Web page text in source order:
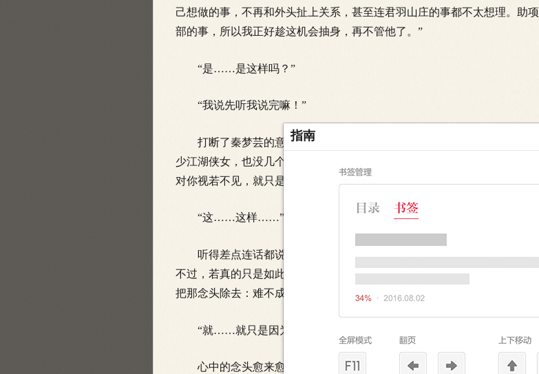
己想做的事，不再和外头扯上关系，甚至连君羽山庄的事都不太想理。助
部的事，所以我正好趁这机会抽身，再不管他了。”
“是……是这样吗？”
“我说先听我说完嘛！”
打断了秦梦芸的意见，香公子轻咳了一声，这才继续下去，“你……的
少江湖侠女，也没几个比得上你的。其实看到你的时候，我确实有点儿动
对你视若不见，就只是这样子而已。”
“这……这样……”
听得差点连话都说不出来了，秦梦芸真的想像不到，香公子的理由竟是
不过，若真的只是如此，他又要自己做什么心理准备？秦梦芸脸儿一红，
把那念头除去：难不成他已对自己有意，准备放弃“以往的生活”了？
“就……就只是因为这样，所以你……
心中的念头愈来愈大，停了一会儿才说出口的话，秦梦芸只觉芳心扑
指南